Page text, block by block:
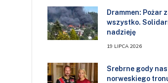
Drammen: Pożar
wszystko.
nadzieję
19 LIPCA 2026
Srebrne gody
norweskiego